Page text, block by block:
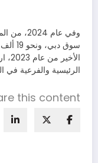
سوق
الرئيسية والفرعية في المدينتين بنحو
this content: